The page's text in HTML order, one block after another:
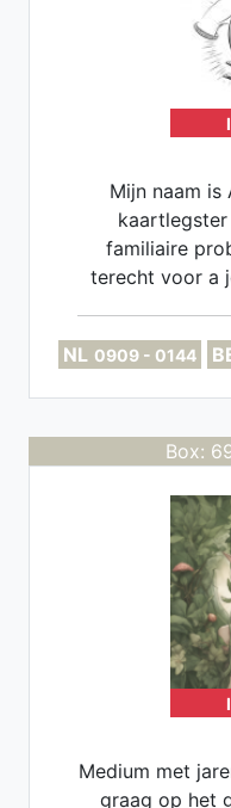
Mijn naam is
familiaire
terecht voor a
NL 0909 - 0144
Box:
Medium met
graag op het